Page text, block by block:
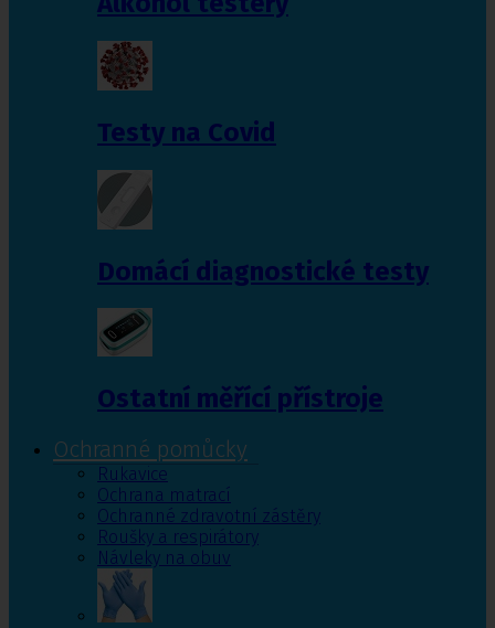
Testy na Covid
Domácí diagnostické testy
Ostatní měřící přístroje
Ochranné pomůcky
Rukavice
Ochrana matrací
Ochranné zdravotní zástěry
Roušky a respirátory
Návleky na obuv